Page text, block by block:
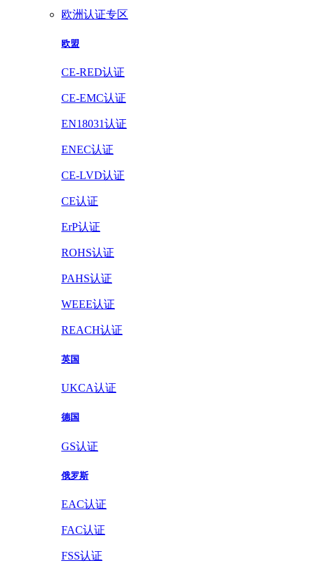
欧洲认证专区
欧盟
CE-RED认证
CE-EMC认证
EN18031认证
ENEC认证
CE-LVD认证
CE认证
ErP认证
ROHS认证
PAHS认证
WEEE认证
REACH认证
英国
UKCA认证
德国
GS认证
俄罗斯
EAC认证
FAC认证
FSS认证